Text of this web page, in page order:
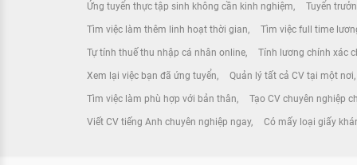
Ứng tuyển thực tập sinh không cần kinh nghiệm Tuyển
Tìm việc làm thêm linh hoạt thời gian Tìm việc full time
Tự tính thuế thu nhập cá nhân online Tính lương chính xác
Xem lại việc bạn đã ứng tuyển Quản lý tất cả CV tại một nơi
Tìm việc làm phù hợp với bản thân Tạo CV chuyên nghiệp
Viết CV tiếng Anh chuyên nghiệp ngay Có mấy loại giấy